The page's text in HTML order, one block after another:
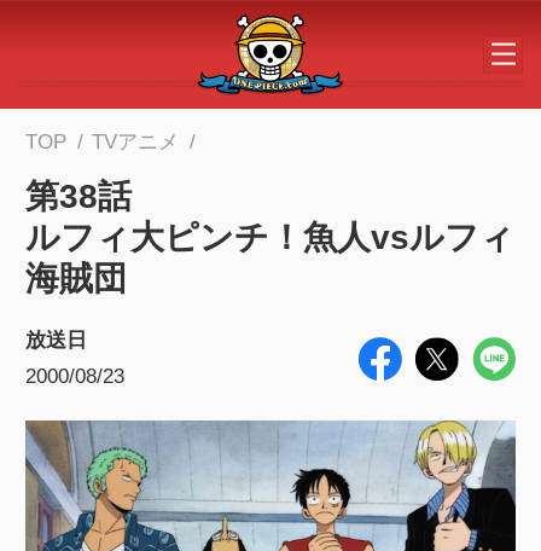
メインコンテンツへスキップする
TOP TVアニメ
第38話
ルフィ大ピンチ！魚人vsルフィ
海賊団
放送日
2000/08/23